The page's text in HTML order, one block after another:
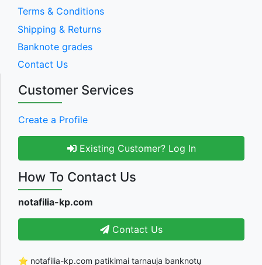
Terms & Conditions
Shipping & Returns
Banknote grades
Contact Us
Customer Services
Create a Profile
Existing Customer? Log In
How To Contact Us
notafilia-kp.com
Contact Us
⭐ notafilia-kp.com patikimai tarnauja banknotų